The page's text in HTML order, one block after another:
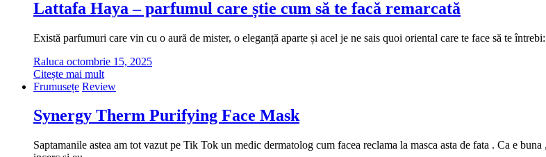
Lattafa Haya – parfumul care știe cum să te facă remarcată
Există parfumuri care vin cu o aură de mister, o eleganță aparte și acel je ne sais quoi oriental care te face să te
Raluca octombrie 15, 2025
Citește mai mult
Frumusețe Review
Synergy Therm Purifying Face Mask
Saptamanile astea am tot vazut pe Tik Tok un medic dermatolog cum facea reclama la masca asta de fata . Ca e